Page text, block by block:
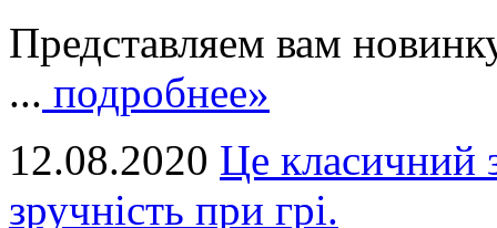
Представляем вам
... подробнее»
12.08.2020 Це класичний
зручність при грі.